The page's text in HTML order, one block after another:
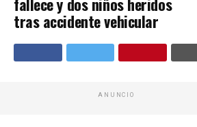
tras accidente vehicular
ANUNCIO